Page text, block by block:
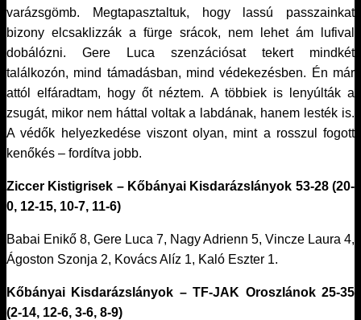
varázsgömb. Megtapasztaltuk, hogy lassú passzainkat
bizony elcsaklizzák a fürge srácok, nem lehet ám lufival
dobálózni. Gere Luca szenzációsat tekert mindkét
találkozón, mind támadásban, mind védekezésben. Én már
attól elfáradtam, hogy őt néztem. A többiek is lenyúlták a
zsugát, mikor nem háttal voltak a labdának, hanem lesték is.
A védők helyezkedése viszont olyan, mint a rosszul fogott
kenőkés – fordítva jobb.
Ziccer Kistigrisek – Kőbányai Kisdarázslányok 53-28 (20-
0, 12-15, 10-7, 11-6)
Babai Enikő 8, Gere Luca 7, Nagy Adrienn 5, Vincze Laura 4,
Ágoston Szonja 2, Kovács Alíz 1, Kaló Eszter 1.
Kőbányai Kisdarázslányok – TF-JAK Oroszlánok 25-35
(2-14, 12-6, 3-6, 8-9)